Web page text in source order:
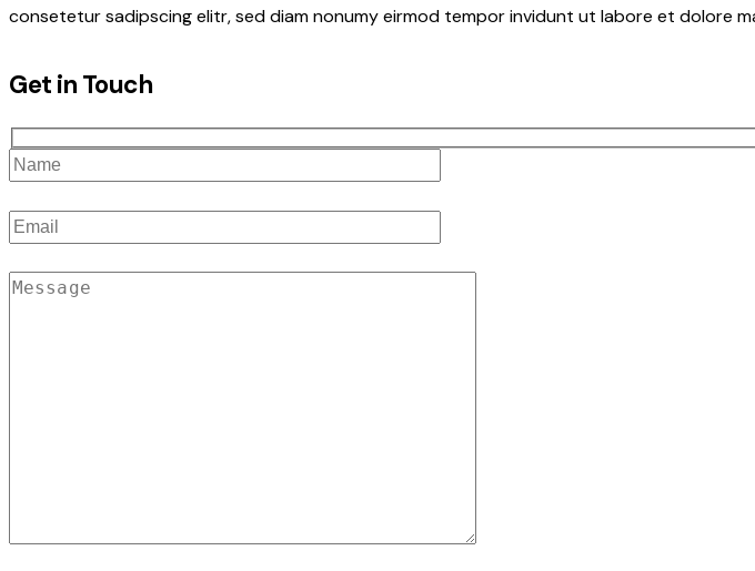
consetetur sadipscing elitr, sed diam nonumy eirmod tempor invidunt ut labore et dolore
Get in Touch